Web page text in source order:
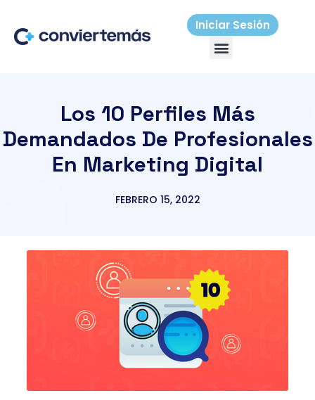
contenido
Iniciar Sesión
Menú
Los 10 Perfiles Más
Demandados De Profesionales
En Marketing Digital
FEBRERO 15, 2022